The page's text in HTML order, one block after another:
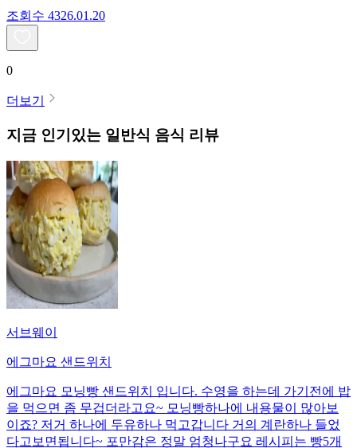
조회수 4326.01.20
0
더보기
지금 인기있는 일반식 음식 리뷰
서브웨이
에그마요 샌드위치
에그마요 모닝빵 샌드위치 입니다. 수영을 하는데 가기전에 밥
을 먹으면 좀 무겁더라고요~ 모닝빵하나에 내용물이 많아보
이죠? 저거 하나에 두유하나 먹고갑니다 거의 계란하나 들었
다고보면됩니다~ 포만감은 정말 엄청나구요 레시피는 빵5개